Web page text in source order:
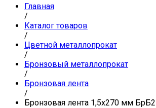
Главная
/
Каталог товаров
/
Цветной металлопрокат
/
Бронзовый металлопрокат
/
Бронзовая лента
/
Бронзовая лента 1,5х270 мм